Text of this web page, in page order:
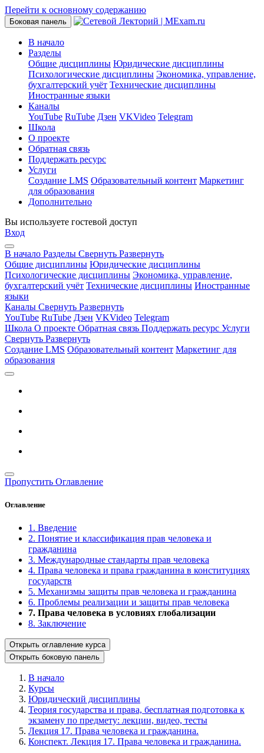
Перейти к основному содержанию
Боковая панель
В начало
Разделы
Общие дисциплины Юридические дисциплины
Психологические дисциплины Экономика, управление,
бухгалтерский учёт Технические дисциплины
Иностранные языки
Каналы
YouTube RuTube Дзен VKVideo Telegram
Школа
О проекте
Обратная связь
Поддержать ресурс
Услуги
Создание LMS Образовательный контент Маркетинг
для образования
Дополнительно
Вы используете гостевой доступ
Вход
В начало Разделы Свернуть Развернуть
Общие дисциплины Юридические дисциплины
Психологические дисциплины Экономика, управление,
бухгалтерский учёт Технические дисциплины Иностранные
языки
Каналы Свернуть Развернуть
YouTube RuTube Дзен VKVideo Telegram
Школа О проекте Обратная связь Поддержать ресурс Услуги
Свернуть Развернуть
Создание LMS Образовательный контент Маркетинг для
образования
Пропустить Оглавление
Оглавление
1. Введение
2. Понятие и классификация прав человека и
гражданина
3. Международные стандарты прав человека
4. Права человека и права гражданина в конституциях
государств
5. Механизмы защиты прав человека и гражданина
6. Проблемы реализации и защиты прав человека
7. Права человека в условиях глобализации
8. Заключение
Открыть оглавление курса
Открыть боковую панель
В начало
Курсы
Юридический дисциплины
Теория государства и права, бесплатная подготовка к
экзамену по предмету: лекции, видео, тесты
Лекция 17. Права человека и гражданина.
Конспект. Лекция 17. Права человека и гражданина.